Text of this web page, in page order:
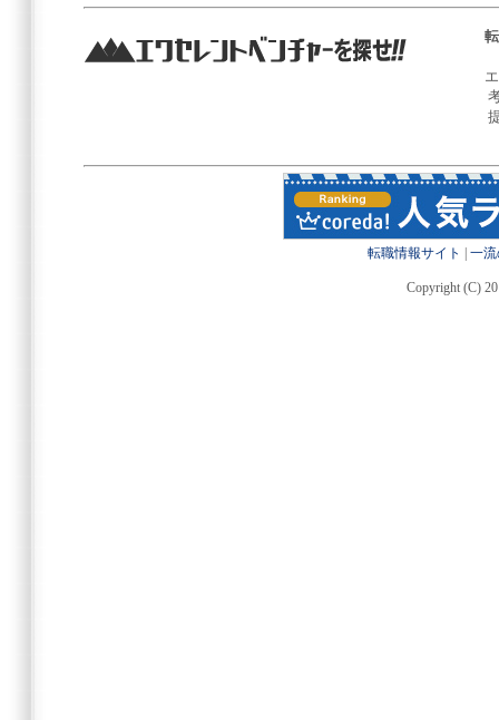
転職情報サイト 一
Copyright (C)